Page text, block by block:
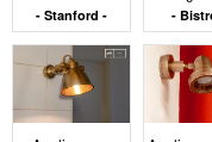
Stanford